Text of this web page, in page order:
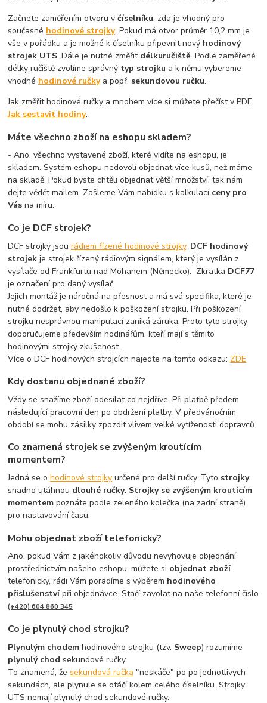
Začnete zaměřením otvoru včíselníku, zda je vhodný pro
současné hodinové strojky. Pokud má otvor průměr 10,2 mm je
vše v pořádku a je možné k číselníku připevnit nový hodinový
strojek UTS. Dále je nutné změřit délkuručiště. Podle zaměřené
délky ručiště zvolíme správný typ strojku a k němu vybereme
vhodné hodinové ručkya popř. sekundovou ručku.
Jak změřit hodinové ručky a mnohem více si můžete přečíst v PDF
Jak sestavit hodiny.
Máte všechno zboží na eshopu skladem?
- Ano, všechno vystavené zboží, které vidíte na eshopu, je
skladem. Systém eshopu nedovolí objednat více kusů, než máme
na skladě. Pokud byste chtěli objednat větší množství, tak nám
dejte vědět mailem. Zašleme Vám nabídku s kalkulací ceny pro
Vás na míru.
Co je DCF strojek?
DCF strojky jsourádiem řízené hodinové strojky. DCF hodinový
strojek je strojek řízený rádiovým signálem, který je vysílán z
vysílače od Frankfurtu nad Mohanem (Německo). Zkratka DCF77
je označení pro daný vysílač.
Jejich montáž je náročná na přesnost a má svá specifika, které je
nutné dodržet, aby nedošlo k poškození strojku. Při poškození
strojku nesprávnou manipulací zaniká záruka. Proto tyto strojky
doporučujeme především hodinářům, kteří mají s těmito
hodinovými strojky zkušenost.
Více o DCF hodinových strojcích najedte na tomto odkazu: ZDE
Kdy dostanu objednané zboží?
Vždy se snažíme zboží odesílat co nejdříve. Při platbě předem
následující pracovní den po obdržení platby. V předvánočním
období se mohu zásilky zpozdit vlivem velké vytíženosti dopravců.
Co znamená strojek se zvýšeným kroutícím
momentem?
Jedná se ohodinové strojky určené pro delší ručky. Tyto strojky
snadno utáhnou dlouhé ručky. Strojky se zvýšeným kroutícím
momentem poznáte podle zeleného kolečka (na zadní straně)
pro nastavování času.
Mohu objednat zboží telefonicky?
Ano, pokud Vám z jakéhokoliv důvodu nevyhovuje objednání
prostřednictvím našeho eshopu, můžete si objednat zboží
telefonicky, rádi Vám poradíme s výběrem hodinového
příslušenstvípři objednávce. Stačí zavolat na naše telefonní číslo
(+420) 604 860 345
Co je plynulý chod strojku?
Plynulým chodem hodinového strojku (tzv. Sweep) rozumíme
plynulý chod sekundové ručky.
To znamená, žesekundová ručka "neskáče" po po jednotlivych
sekundách, ale plynule se otáčí kolem celého číselníku. Strojky
UTS nemají plynulý chod sekundové ručky.